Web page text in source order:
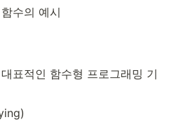
수의 예시
표적인 함수형 프로그래밍 기